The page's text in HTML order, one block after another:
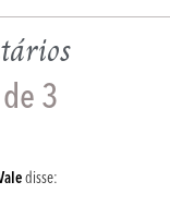
3
disse: